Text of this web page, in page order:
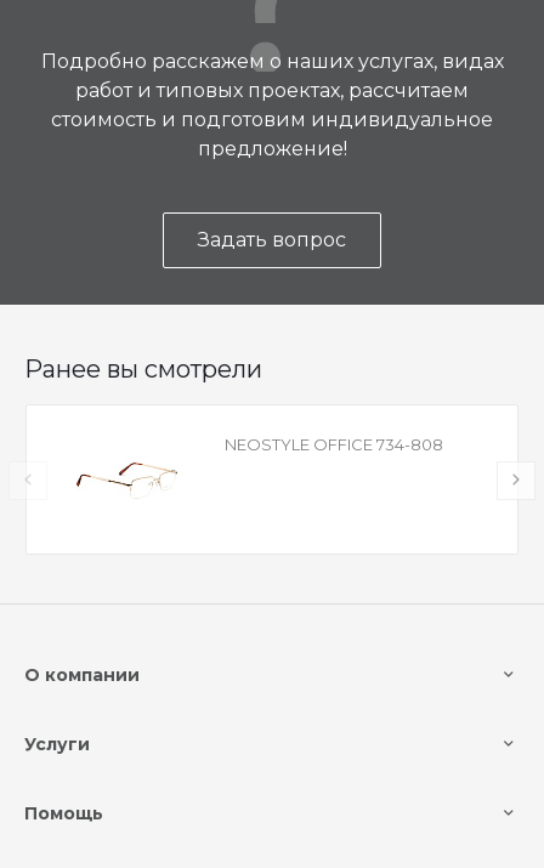
Подробно расскажем о наших услугах, видах
работ и типовых проектах, рассчитаем
стоимость и подготовим индивидуальное
предложение!
Задать вопрос
Ранее вы смотрели
NEOSTYLE OFFICE 734-808
О компании
Услуги
Помощь